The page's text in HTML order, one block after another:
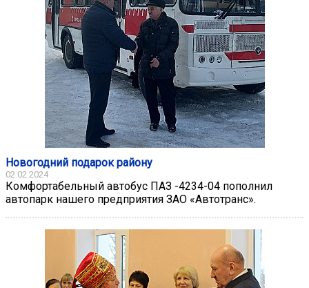
Новогодний подарок району
02.02.2024
Комфортабельный автобус ПАЗ -4234-04 пополнил
автопарк нашего предприятия ЗАО «Автотранс».